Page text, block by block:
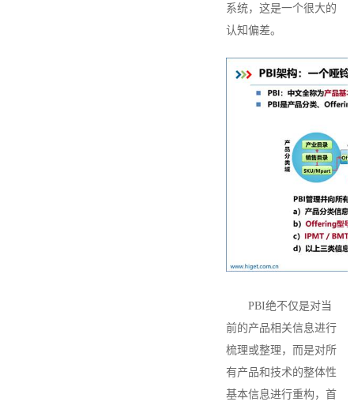
系统，这是一个很大的
认知偏差。
PBI绝不仅是对当
前的产品相关信息进行
梳理或整理，而是对所
有产品和技术的整体性
基本信息进行重构，首